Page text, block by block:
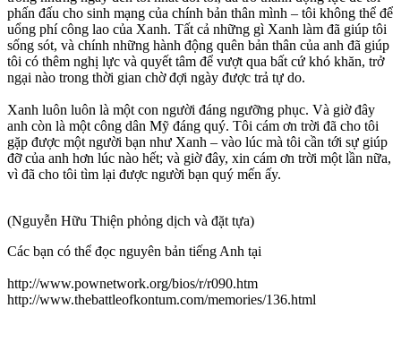
phấn đấu cho sinh mạng của chính bản thân mình – tôi không thể để
uổng phí công lao của Xanh. Tất cả những gì Xanh làm đã giúp tôi
sống sót, và chính những hành động quên bản thân của anh đã giúp
tôi có thêm nghị lực và quyết tâm để vượt qua bất cứ khó khăn, trở
ngại nào trong thời gian chờ đợi ngày được trả tự do.
Xanh luôn luôn là một con người đáng ngưỡng phục. Và giờ đây
anh còn là một công dân Mỹ đáng quý. Tôi cám ơn trời đã cho tôi
gặp được một người bạn như Xanh – vào lúc mà tôi cần tới sự giúp
đỡ của anh hơn lúc nào hết; và giờ đây, xin cám ơn trời một lần nữa,
vì đã cho tôi tìm lại được người bạn quý mến ấy.
(Nguyễn Hữu Thiện phỏng dịch và đặt tựa)
Các bạn có thể đọc nguyên bản tiếng Anh tại
http://www.pownetwork.org/bios/r/r090.htm
http://www.thebattleofkontum.com/memories/136.html